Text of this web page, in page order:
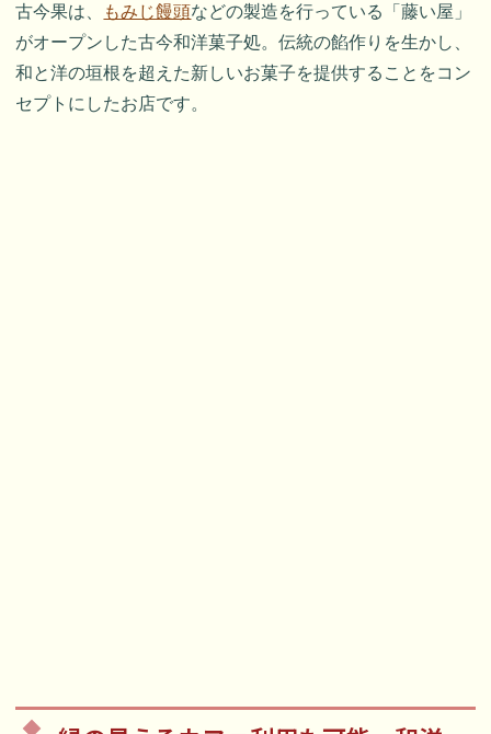
古今果は、 もみじ饅頭などの製造を行っている「藤い屋」
がオープンした古今和洋菓子処。伝統の餡作りを生かし、
和と洋の垣根を超えた新しいお菓子を提供することをコン
セプトにしたお店です。